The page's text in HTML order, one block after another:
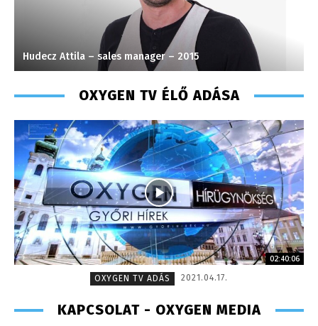
Hudecz Attila – sales manager – 2015
OXYGEN TV ÉLŐ ADÁSA
02:40:06
OXYGEN TV ADÁS
2021.04.17.
KAPCSOLAT - OXYGEN MEDIA